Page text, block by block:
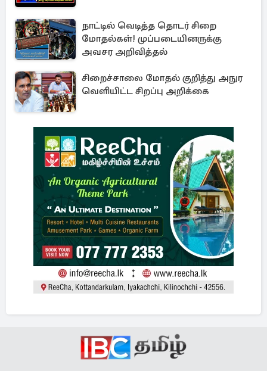
நாட்டில் வெடித்த தொடர் சிறை
மோதல்கள்! முப்படையினருக்கு
அவசர அறிவித்தல்
சிறைச்சாலை மோதல் குறித்து அநுர
வெளியிட்ட சிறப்பு அறிக்கை